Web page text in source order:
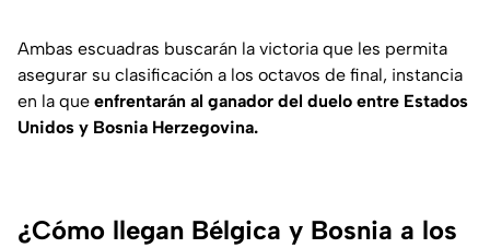
Ambas escuadras buscarán la victoria que les permita
asegurar su clasificación a los octavos de final, instancia
en la que enfrentarán al ganador del duelo entre Estados
Unidos y Bosnia Herzegovina.
¿Cómo llegan Bélgica y Bosnia a los